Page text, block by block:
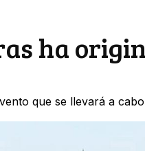
ha
que se llevará a